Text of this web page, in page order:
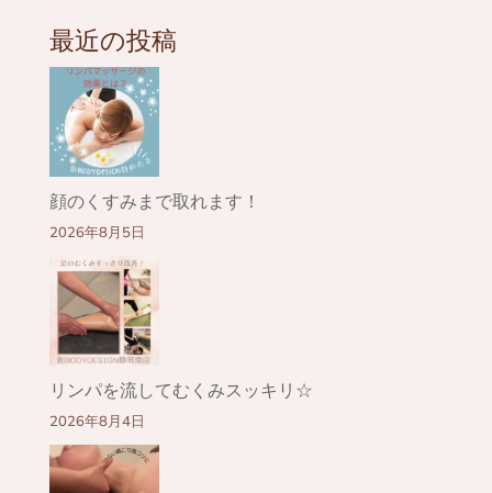
最近の投稿
顔のくすみまで取れます！
2026年8月5日
リンパを流してむくみスッキリ☆
2026年8月4日